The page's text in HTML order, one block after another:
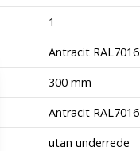
1
Antracit RAL7016
300 mm
Antracit RAL7016
utan underrede